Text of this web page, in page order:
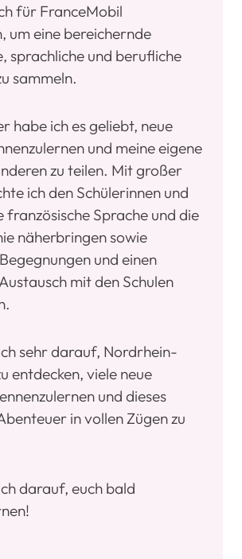
für FranceMobil
um eine bereichernde
sprachliche und berufliche
sammeln.
habe ich es geliebt, neue
und meine eigene
zu teilen. Mit großer
ich den Schülerinnen und
französische Sprache und die
näherbringen sowie
und einen
mit den Schulen
sehr darauf, Nordrhein-
entdecken, viele neue
und dieses
in vollen Zügen zu
darauf, euch bald